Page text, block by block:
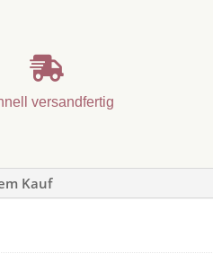

versandfertig
Kauf